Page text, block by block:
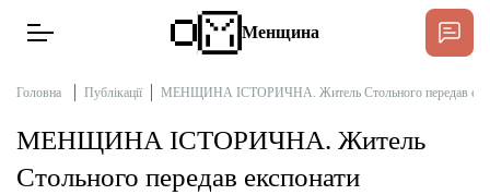
Новини
Підтримати
Менщина
Головна Публікації МЕНЩИНА ІСТОРИЧНА. Житель Стольного передав
МЕНЩИНА ІСТОРИЧНА. Житель
Стольного передав експонати